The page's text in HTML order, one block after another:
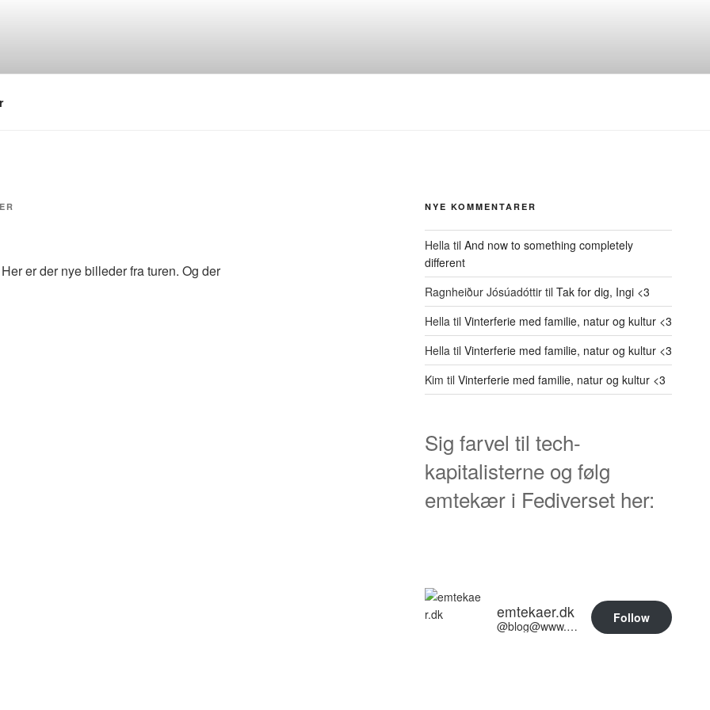
BØRNEHAVEN
er der nye billeder fra turen. Og der
NYE KOMMENTARER
Hella til And now to something completely
different
Ragnheiður Jósúadóttir til Tak for dig, Ingi <3
Hella til Vinterferie med familie, natur og kultur <3
Hella til Vinterferie med familie, natur og kultur <3
Kim til Vinterferie med familie, natur og kultur <3
Sig farvel til tech-
kapitalisterne og følg
emtekær i Fediverset her:
emtekaer.dk
@blog@www.emtekaer.dk
Follow